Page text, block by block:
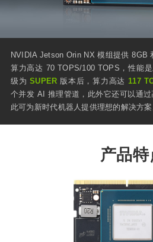
NVIDIA Jetson Orin NX 模组提供 8GB
算力高达 70 TOPS/100 TOPS，性能
级为SUPER 版本后，算力高达 117
个并发 AI 推理管道，此外它还可以通
此可为新时代机器人提供理想的解决方案
产品特